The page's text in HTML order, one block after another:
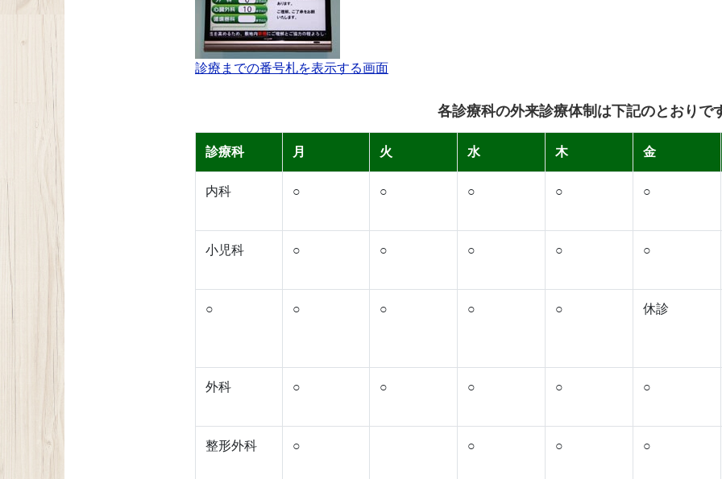
診療までの番号札を表示する画面
各診療科の外来診療体制は下記のとおりで
診療科 月 火 水 木 金
内科 ○ ○ ○ ○ ○
小児科 ○ ○ ○ ○ ○
○ ○ ○ ○ ○ 休診
外科 ○ ○ ○ ○ ○
整形外科 ○ ○ ○ ○